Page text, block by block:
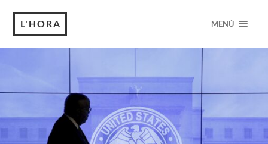
L'HORA MENÚ